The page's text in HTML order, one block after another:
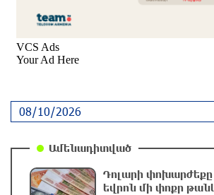
Հայ շախմատիստները
Ամենադիտված
Դոլարի փոխարժեքը
եվրոն մի փոքր